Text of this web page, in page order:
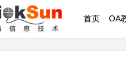
首页 OA